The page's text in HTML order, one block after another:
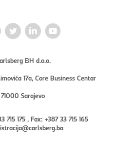
BH d.o.o.
17a, Core Business Centar
71000 Sarajevo
715 175 , Fax: +387 33 715 165